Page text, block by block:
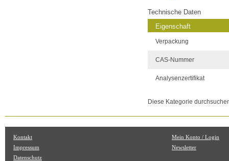
Technische Daten
Eigenschaft
Verpackung
CAS-Nummer
Analysenzertifikat
Diese Kategorie
Kontakt
Impressum
Datenschutz
Mein Konto / Login
Newsletter